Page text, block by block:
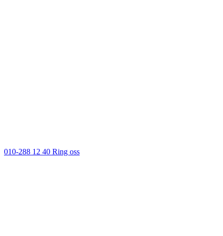
010-288 12 40 Ring oss